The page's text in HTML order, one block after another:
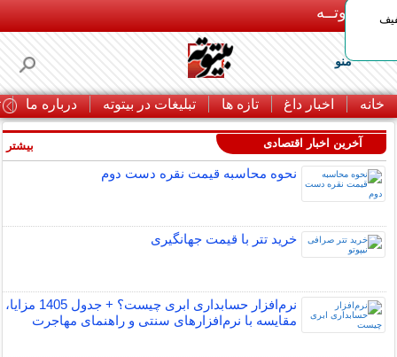
بـیتوتــه
منو
خانه اخبار داغ تازه ها تبلیغات در بیتوته درباره ما
50% تخفیف
آخرین اخبار اقتصادی
نحوه محاسبه قیمت نقره دست دوم
خرید تتر با قیمت جهانگیری
نرم‌افزار حسابداری ابری چیست؟ + جدول 1405 مزایا،
مقایسه با نرم‌افزارهای سنتی و راهنمای مهاجرت
بیشتر